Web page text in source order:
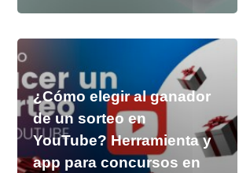
¿Cómo elegir al ganador
de un sorteo en
YouTube? Herramienta y
app para concursos en